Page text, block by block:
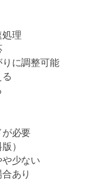
理
に調整可能
必要
）
少ない
あり